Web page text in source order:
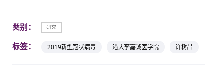
类别： 研究
标签： 2019新型冠状病毒 港大李嘉诚医学院 许树昌